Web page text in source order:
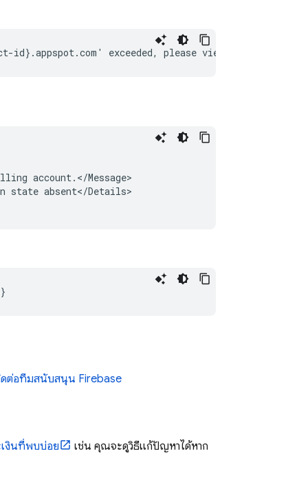
account.</Message>
state absent</Details>
ต่อทีมสนับสนุน Firebase
เงินที่พบบ่อย
เช่น คุณจะดูวิธีแก้ปัญหาได้หาก